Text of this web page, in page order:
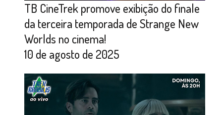
TB CineTrek promove exibição do finale
da terceira temporada de Strange New
Worlds no cinema!
10 de agosto de 2025